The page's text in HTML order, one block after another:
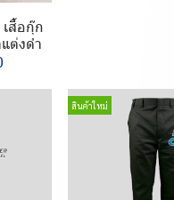
เสื้อกุ๊ก
ต่งดำ
สินค้าใหม่